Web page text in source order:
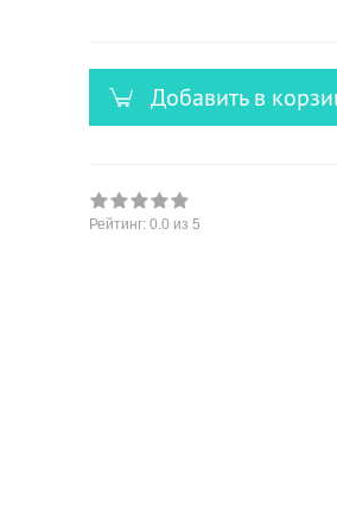
Добавить в
Рейтинг: 0.0 из 5